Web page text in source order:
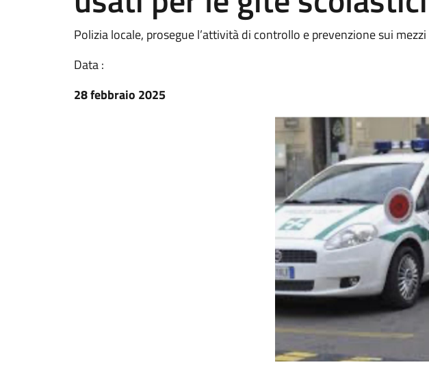
Polizia locale, prosegue l’attività di controllo e prevenzione sui
Data :
28 febbraio 2025